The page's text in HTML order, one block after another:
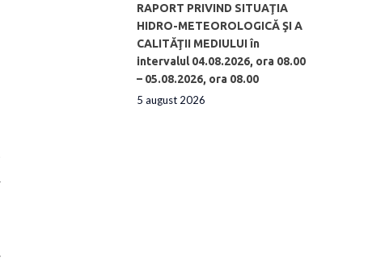
RAPORT PRIVIND SITUAŢIA
HIDRO-METEOROLOGICĂ ŞI A
CALITĂŢII MEDIULUI în
intervalul 04.08.2026, ora 08.00
– 05.08.2026, ora 08.00
5 august 2026